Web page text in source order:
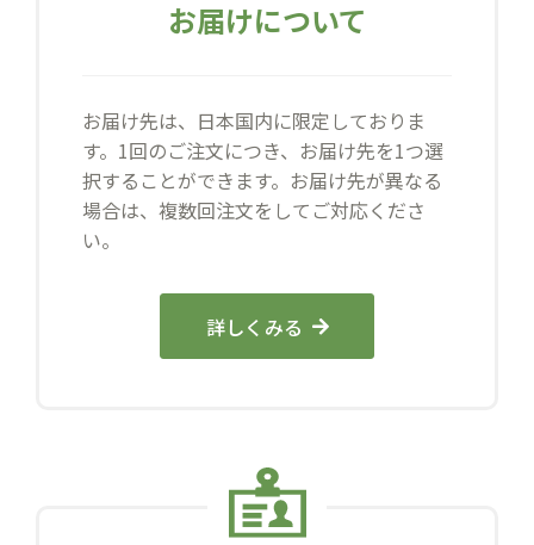
お届けについて
お届け先は、日本国内に限定しておりま
す。1回のご注文につき、お届け先を1つ選
択することができます。お届け先が異なる
場合は、複数回注文をしてご対応くださ
い。
詳しくみる